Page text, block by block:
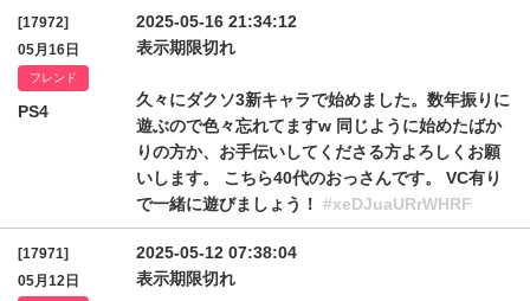
[17972]
05月16日
フレンド
PS4
2025-05-16 21:34:12
表示期限切れ
久々にダクソ3新キャラで始めました。数年振りに
遊ぶので色々忘れてますw 同じように始めたばか
りの方か、お手伝いしてくださる方よろしくお願
いします。 こちら40代のおっさんです。 VC有り
で一緒に遊びましょう！ #xeDJuaURrWHRF
[17971]
05月12日
2025-05-12 07:38:04
表示期限切れ